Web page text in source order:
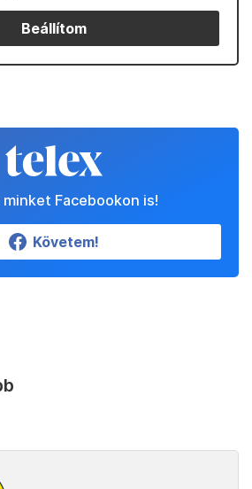
Beállítom
minket Facebookon is!
Követem!